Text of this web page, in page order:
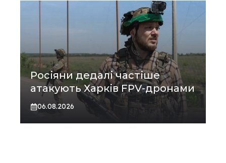
Росіяни дедалі частіше
атакують Харків FPV-дронами
06.08.2026